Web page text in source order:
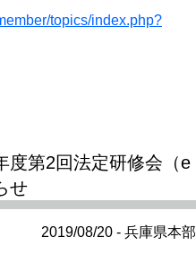
topics/index.php?
度第2回法定研修会（e
せ
2019/08/20 - 兵庫県本部